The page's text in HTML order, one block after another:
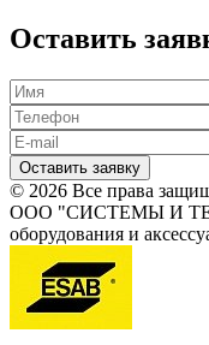
Оставить
Оставить заявку
© 2026 Все права
ООО "СИСТЕМЫ И
оборудования и